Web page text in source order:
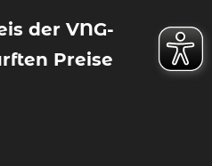
der VNG-
Preise